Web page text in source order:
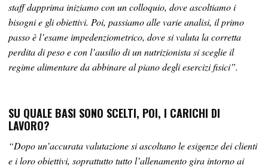
staff dapprima iniziamo con un colloquio, dove ascoltiamo i
bisogni e gli obiettivi. Poi, passiamo alle varie analisi, il primo
passo è l’esame impedenziometrico, dove si valuta la corretta
perdita di peso e con l’ausilio di un nutrizionista si sceglie il
regime alimentare da abbinare al piano degli esercizi fisici”.
SU QUALE BASI SONO SCELTI, POI, I CARICHI DI
LAVORO?
“Dopo un’accurata valutazione si ascoltano le esigenze dei clienti
e i loro obiettivi, soprattutto tutto l’allenamento gira intorno ai